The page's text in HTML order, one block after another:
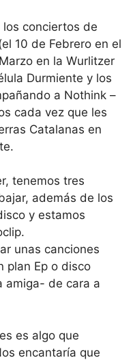
los conciertos de
10 de Febrero en el
en la Wurlitzer
Durmiente y los
a Nothink –
cada vez que les
Catalanas en
tenemos tres
además de los
y estamos
unas canciones
plan Ep o disco
amiga- de cara a
es algo que
encantaría que